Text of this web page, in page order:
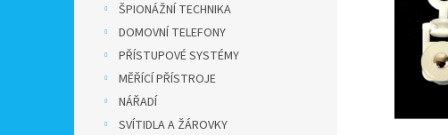
ŠPIONÁŽNÍ TECHNIKA
DOMOVNÍ TELEFONY
PŘÍSTUPOVÉ SYSTÉMY
MĚŘÍCÍ PŘÍSTROJE
NÁŘADÍ
SVÍTIDLA A ŽÁROVKY